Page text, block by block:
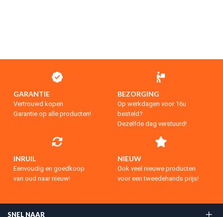
GARANTIE
Vertrouwd kopen
Garantie op alle producten!
BEZORGING
Op werkdagen voor 16u
besteld?
Dezelfde dag verstuurd!
INRUIL
Eenvoudig en goedkoop
van oud naar nieuw!
NIEUW
Ook veel nieuwe producten
voor een tweedehands prijs!
SNEL NAAR